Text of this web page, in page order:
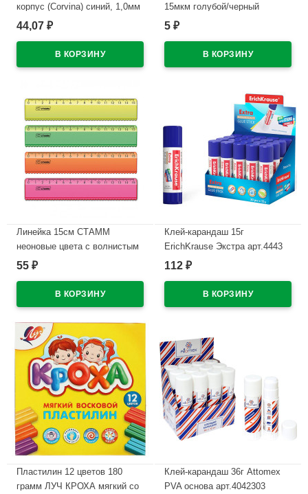
корпус (Corvina) синий, 1,0мм
арт.40163-G/С
44,07 ₽
15мкм голубой/черный
ЗВЁЗДЫ (Ст.50/1000)
5 ₽
Линейка 15см СТАММ
неоновые цвета с волнистым
краем арт.ЛН170
55 ₽
Клей-карандаш 15г
ErichKrause Экстра арт.4443
(Ст.20/480)
112 ₽
Пластилин 12 цветов 180
грамм ЛУЧ КРОХА мягкий со
Клей-карандаш 36г Attomex
PVA основа арт.4042303